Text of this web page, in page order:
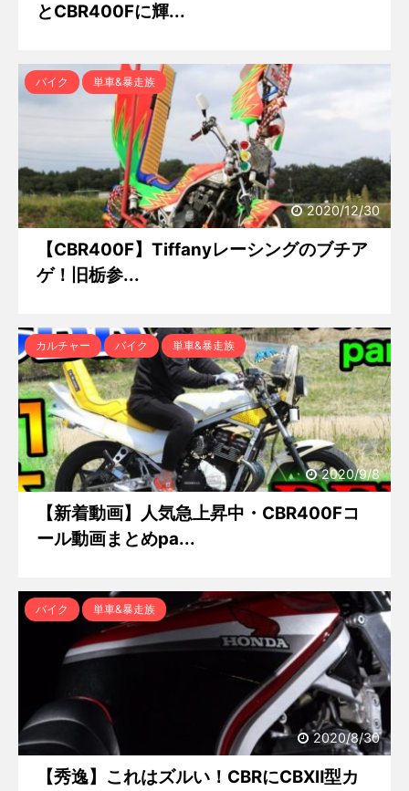
とCBR400Fに輝...
2020/12/30
バイク 単車&暴走族
【CBR400F】Tiffanyレーシングのブチア
ゲ！旧栃参...
2020/9/8
カルチャー バイク 単車&暴走族
【新着動画】人気急上昇中・CBR400Fコ
ール動画まとめpa...
2020/8/30
バイク 単車&暴走族
【秀逸】これはズルい！CBRにCBXⅡ型カ